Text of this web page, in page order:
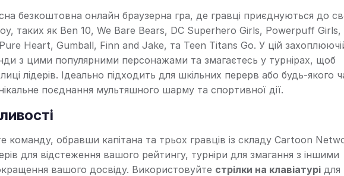
безкоштовна онлайн браузерна гра, де гравці приєднуються до
таких як Ben 10, We Bare Bears, DC Superhero Girls, Powerpuff Girls,
Heart, Gumball, Finn and Jake, та Teen Titans Go. У цій
з цими популярними персонажами та змагаєтесь у турнірах, щоб
лідерів. Ідеально підходить для шкільних перерв або будь-якого
поєднання мультяшного шарму та спортивної дії.
команду, обравши капітана та трьох гравців із складу Cartoon
для відстеження вашого рейтингу, турніри для змагання з іншими
вашого досвіду. Використовуйте стрілки на клавіатурі для